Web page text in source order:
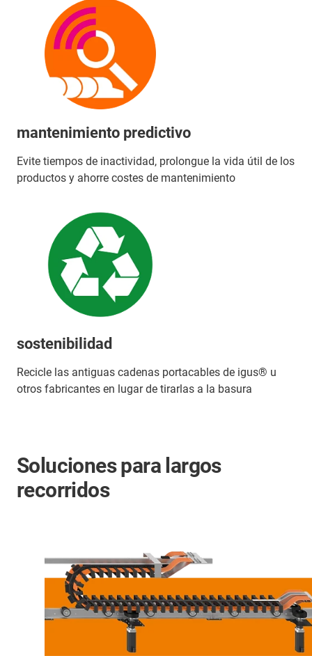
mantenimiento predictivo
Evite tiempos de inactividad, prolongue la vida útil de los
productos y ahorre costes de mantenimiento
sostenibilidad
Recicle las antiguas cadenas portacables de igus® u
otros fabricantes en lugar de tirarlas a la basura
Soluciones para largos
recorridos